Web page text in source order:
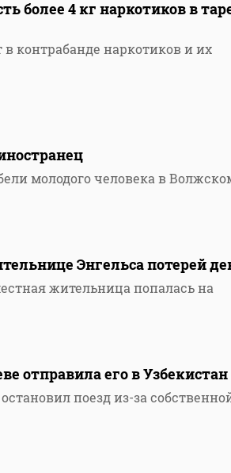
более 4 кг наркотиков в
контрабанде наркотиков и их
молодого человека в
Энгельса потерей
жительница попалась на
отправила его в Узбекистан
поезд из-за